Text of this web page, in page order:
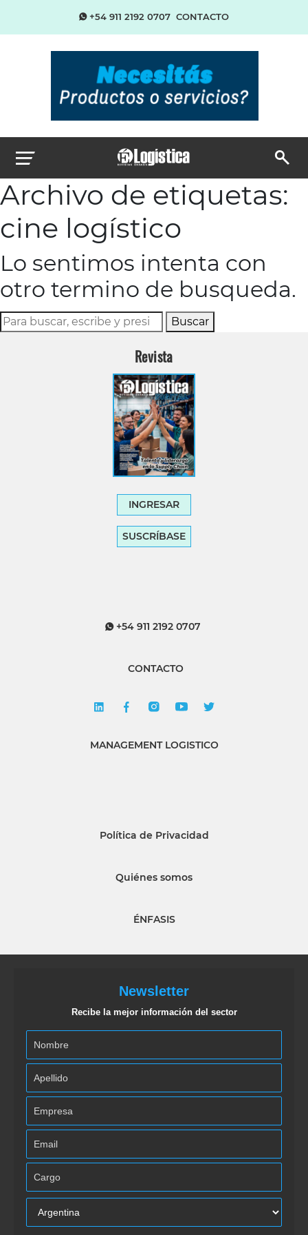
+54 911 2192 0707 CONTACTO
Archivo de etiquetas:
cine logístico
Lo sentimos intenta con
otro termino de busqueda.
Buscar
Revista
INGRESAR
SUSCRÍBASE
+54 911 2192 0707
CONTACTO
MANAGEMENT LOGISTICO
Política de Privacidad
Quiénes somos
ÉNFASIS
Newsletter
Recibe la mejor información del sector